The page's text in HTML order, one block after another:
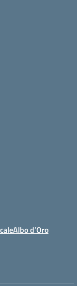
Albo d’Oro